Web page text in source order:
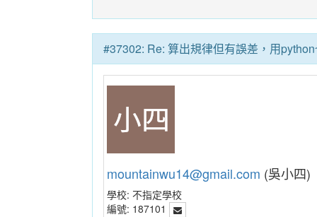
#37302: Re: 算出規律但有誤差，用
mountainwu14@gmail.com (吳小四)
學校: 不指定學校
編號: 187101